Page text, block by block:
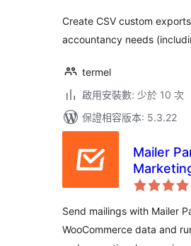
Create CSV custom
accountancy needs
termel
啟用安裝數: 少於 10 次
保證相容版本: 5.3.22
Mailer
Send mailings with Mailer
WooCommerce data and